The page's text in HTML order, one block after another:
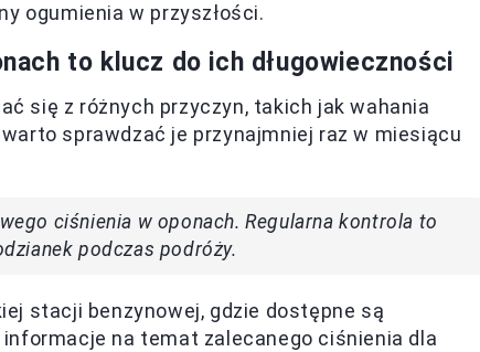
ogumienia w przyszłości.
to klucz do ich długowieczności
się z różnych przyczyn, takich jak wahania
sprawdzać je przynajmniej raz w miesiącu
ciśnienia w oponach. Regularna kontrola to
podczas podróży.
stacji benzynowej, gdzie dostępne są
na temat zalecanego ciśnienia dla